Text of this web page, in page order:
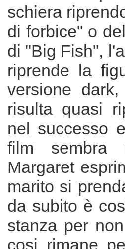
schiera
di forbice" o
di "Big Fish",
riprende la
versione
risulta quasi
nel successo
film sembra
Margaret
marito si
da subito è
stanza per
cosi rimane